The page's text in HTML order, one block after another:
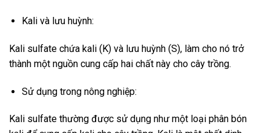
Kali và lưu huỳnh:
Kali sulfate chứa kali (K) và lưu huỳnh (S), làm cho nó trở
thành một nguồn cung cấp hai chất này cho cây trồng.
Sử dụng trong nông nghiệp:
Kali sulfate thường được sử dụng như một loại phân bón